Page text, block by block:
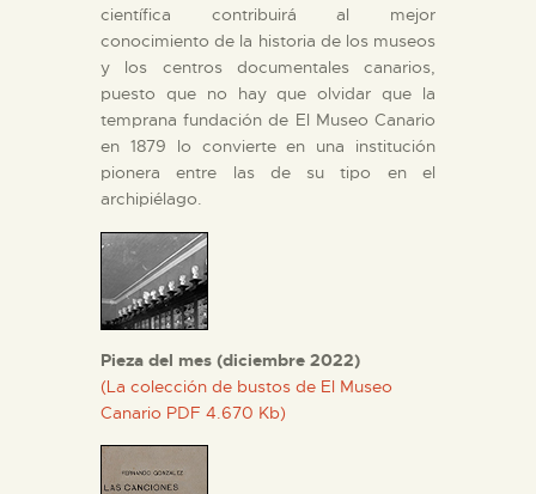
ESPAÑOL
científica contribuirá al mejor
conocimiento de la historia de los museos
y los centros documentales canarios,
puesto que no hay que olvidar que la
temprana fundación de El Museo Canario
en 1879 lo convierte en una institución
pionera entre las de su tipo en el
archipiélago.
Pieza del mes (diciembre 2022)
(La colección de bustos de El Museo
Canario PDF 4.670 Kb)